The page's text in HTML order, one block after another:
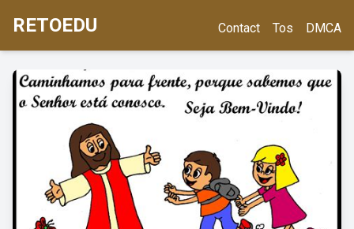
RETOEDU Contact Tos DMCA